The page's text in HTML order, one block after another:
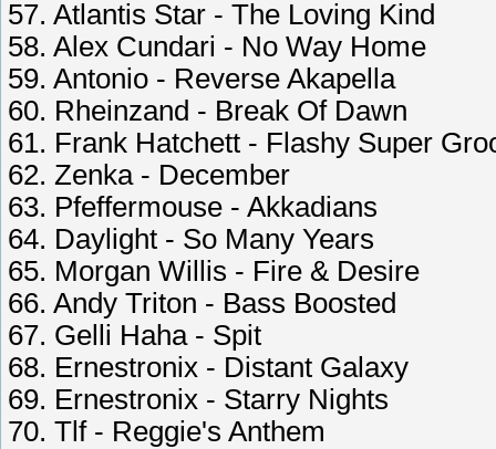
57. Atlantis Star - The Loving Kind
58. Alex Cundari - No Way Home
59. Antonio - Reverse Akapella
60. Rheinzand - Break Of Dawn
61. Frank Hatchett - Flashy Super
62. Zenka - December
63. Pfeffermouse - Akkadians
64. Daylight - So Many Years
65. Morgan Willis - Fire & Desire
66. Andy Triton - Bass Boosted
67. Gelli Haha - Spit
68. Ernestronix - Distant Galaxy
69. Ernestronix - Starry Nights
70. Tlf - Reggie's Anthem